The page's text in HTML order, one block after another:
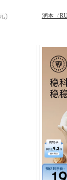
) 润本（